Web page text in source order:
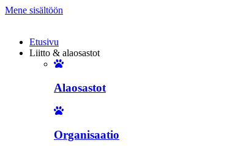
Mene sisältöön
Etusivu
Liitto & alaosastot
Alaosastot
Organisaatio